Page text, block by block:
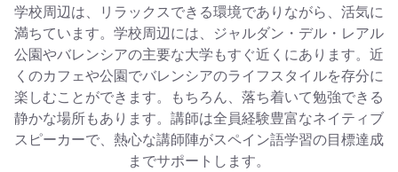
学校周辺は、リラックスできる環境でありながら、活気に
満ちています。学校周辺には、ジャルダン・デル・レアル
公園やバレンシアの主要な大学もすぐ近くにあります。近
くのカフェや公園でバレンシアのライフスタイルを存分に
楽しむことができます。もちろん、落ち着いて勉強できる
静かな場所もあります。講師は全員経験豊富なネイティブ
スピーカーで、熱心な講師陣がスペイン語学習の目標達成
までサポートします。